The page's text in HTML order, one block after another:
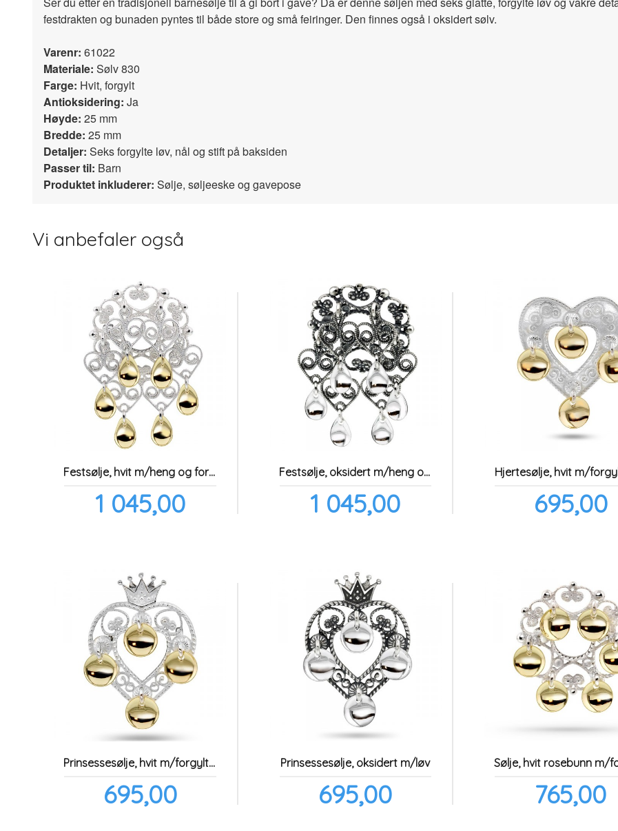
festdrakten og bunaden pyntes til både store og små feiringer. Den finnes også i oksidert sølv.
Varenr: 61022
Materiale: Sølv 830
Farge: Hvit, forgylt
Antioksidering: Ja
Høyde: 25 mm
Bredde: 25 mm
Detaljer: Seks forgylte løv, nål og stift på baksiden
Passer til: Barn
Produktet inkluderer: Sølje, søljeeske og gavepose
Vi anbefaler også
Festsølje, hvit m/heng og forgylte løv
Pris
1 045,00inkl.
mva.
Festsølje, oksidert m/heng og løv
Pris
1 045,00mva.
Hjertesølje, hvit m/
Pris
695,00inkl.
Prinsessesølje, hvit m/forgylte løv
Pris
695,00inkl.
mva.
Prinsessesølje, oksidert m/løv
Pris
695,00mva.
Pris
765,00